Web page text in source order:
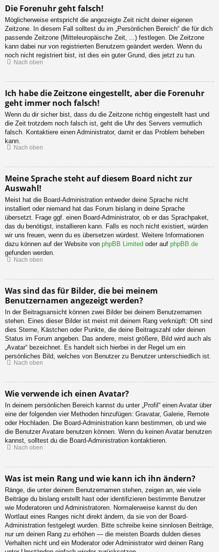
Die Forenuhr geht falsch!
Möglicherweise entspricht die angezeigte Zeit nicht deiner eigenen
Zeitzone. In diesem Fall solltest du im „Persönlichen Bereich“ die für dich
passende Zeitzone (Mitteleuropäische Zeit, ...) festlegen. Die Zeitzone
kann dabei nur von registrierten Benutzern geändert werden. Wenn du
noch nicht registriert bist, ist dies ein guter Grund, dies jetzt zu tun.
Nach oben
Ich habe die Zeitzone eingestellt, aber die Forenuhr
geht immer noch falsch!
Wenn du dir sicher bist, dass du die Zeitzone richtig eingestellt hast und
die Zeit trotzdem noch falsch ist, geht die Uhr des Servers vermutlich
falsch. Kontaktiere einen Administrator, damit er das Problem beheben
kann.
Nach oben
Meine Sprache steht auf diesem Board nicht zur
Auswahl!
Meist hat die Board-Administration entweder deine Sprache nicht
installiert oder niemand hat das Forum bislang in deine Sprache
übersetzt. Frage ggf. einen Board-Administrator, ob er das Sprachpaket,
das du benötigst, installieren kann. Falls es noch nicht existiert, würden
wir uns freuen, wenn du es übersetzen würdest. Weitere Informationen
dazu können auf der Website von phpBB Limited oder auf phpBB.de
gefunden werden.
Nach oben
Was sind das für Bilder, die bei meinem
Benutzernamen angezeigt werden?
In der Beitragsansicht können zwei Bilder bei deinem Benutzernamen
stehen. Eines dieser Bilder ist meist mit deinem Rang verknüpft: Oft sind
dies Sterne, Kästchen oder Punkte, die deine Beitragszahl oder deinen
Status im Forum angeben. Das andere, meist größere, Bild wird auch als
„Avatar“ bezeichnet. Es handelt sich hierbei in der Regel um ein
persönliches Bild, welches von Benutzer zu Benutzer unterschiedlich ist.
Nach oben
Wie verwende ich einen Avatar?
In deinem persönlichen Bereich kannst du unter „Profil“ einen Avatar über
eine der folgenden vier Methoden hinzufügen: Gravatar, Galerie, Remote
oder Hochladen. Die Board-Administration kann bestimmen, ob und wie
die Benutzer Avatare benutzen können. Wenn du keinen Avatar benutzen
kannst, solltest du die Board-Administration kontaktieren.
Nach oben
Was ist mein Rang und wie kann ich ihn ändern?
Ränge, die unter deinem Benutzernamen stehen, zeigen an, wie viele
Beiträge du bislang erstellt hast oder identifizieren bestimmte Benutzer
wie Moderatoren und Administratoren. Normalerweise kannst du den
Wortlaut eines Ranges nicht direkt ändern, da sie von der Board-
Administration festgelegt wurden. Bitte schreibe keine sinnlosen Beiträge,
nur um deinen Rang zu erhöhen — die meisten Boards dulden dieses
Verhalten nicht und ein Moderator oder Administrator wird deinen Rang